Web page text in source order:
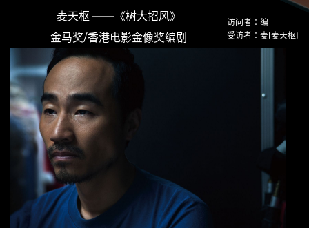
麦天枢 ──《树大招风》
金马奖/香港电影金像奖编剧
访问者：编
受访者：麦(麦天枢)